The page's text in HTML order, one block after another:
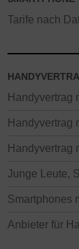
Tarife nach
Handyvertrag
Handyvertrag
Handyvertrag
Junge Leute,
Smartphones
Anbieter für